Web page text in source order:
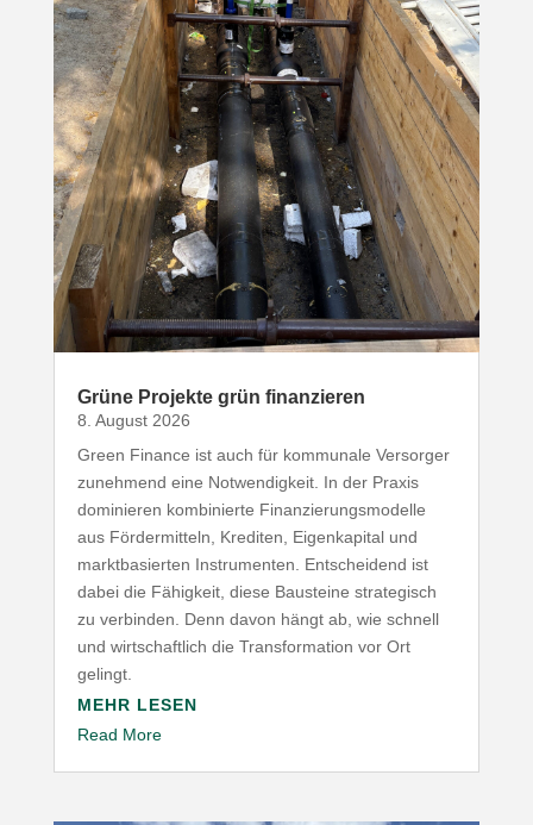
Grüne Projekte grün finanzieren
8. August 2026
Green Finance ist auch für kommunale Versorger
zunehmend eine Notwen­digkeit. In der Praxis
domi­nieren kombi­nierte Finan­zie­rungs­mo­delle
aus Förder­mitteln, Krediten, Eigen­ka­pital und
markt­ba­sierten Instru­menten. Entscheidend ist
dabei die Fähigkeit, diese Bausteine stra­te­gisch
zu verbinden. Denn davon hängt ab, wie schnell
und wirt­schaftlich die Trans­for­mation vor Ort
gelingt.
MEHR LESEN
Read More